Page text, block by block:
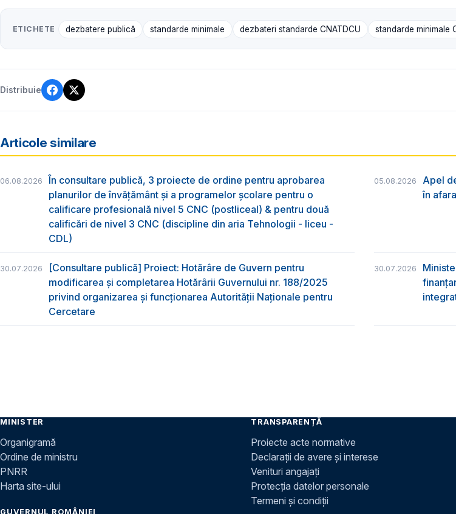
ETICHETE dezbatere publică standarde minimale dezbateri standarde CNATDCU standarde minimale
Distribuie
Articole similare
06.08.2026
În consultare publică, 3 proiecte de ordine pentru aprobarea
planurilor de învățământ și a programelor școlare pentru o
calificare profesională nivel 5 CNC (postliceal) & pentru două
calificări de nivel 3 CNC (discipline din aria Tehnologii - liceu -
CDL)
05.08.2026
Apel
în
30.07.2026
[Consultare publică] Proiect: Hotărâre de Guvern pentru
modificarea și completarea Hotărârii Guvernului nr. 188/2025
privind organizarea şi funcţionarea Autorităţii Naţionale pentru
Cercetare
30.07.2026
MINISTER
Organigramă
Ordine de ministru
PNRR
Harta site-ului
GUVERNUL ROMÂNIEI
TRANSPARENȚĂ
Proiecte acte normative
Declarații de avere și interese
Venituri angajați
Protecția datelor personale
Termeni și condiții